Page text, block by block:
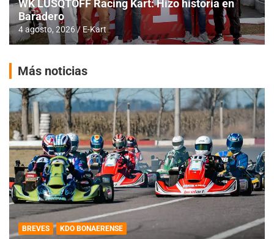
WK LÜSQTOFF Racing Kart: Hizo historia en
Baradero
4 agosto, 2026 E-Kart
Más noticias
BREVES KDO BONAERENSE